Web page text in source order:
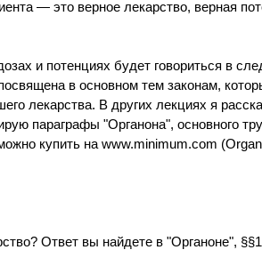
— это верное лекарство, верная
и потенциях будет говориться в
в основном тем законам,
лекарства. В других лекциях я
параграфы "Органона", основного
купить на www.minimum.com
Ответ вы найдете в "Органоне",